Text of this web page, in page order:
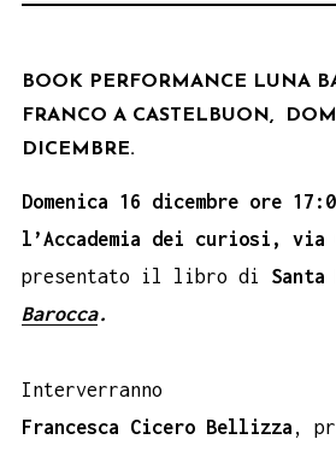
BOOK PERFORMANCE LUNA
FRANCO A CASTELBUON,
DICEMBRE.
Domenica 16 dicembre ore
l’Accademia dei curiosi, via
presentato il libro di Santa
Barocca.
Interverranno
Francesca Cicero Bellizza ,